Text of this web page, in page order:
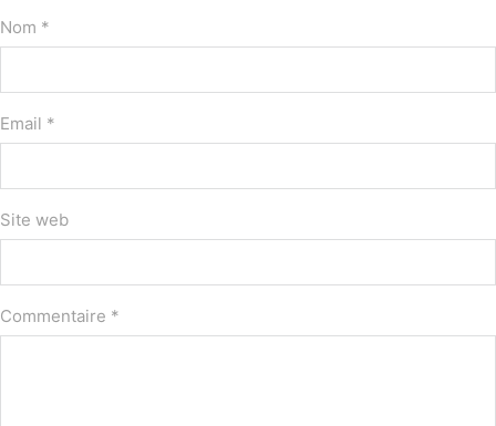
Nom *
Email *
Site web
Commentaire *